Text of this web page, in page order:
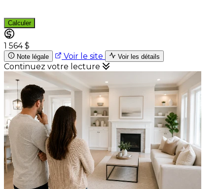
Calculer
1 564 $
Note légale Voir le site Voir les détails
Continuez votre lecture